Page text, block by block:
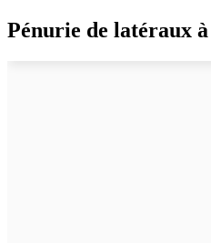
Pénurie de latéraux